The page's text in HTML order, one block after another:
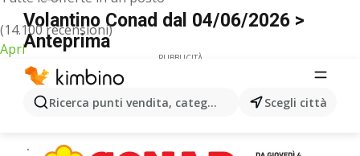
(14.100 recensioni)
Apri
Ricerca punti vendita, categorie, prodotti...Scegli città
Volantino Conad dal 04/06/2026 >
Anteprima
PUBBLICITÀ